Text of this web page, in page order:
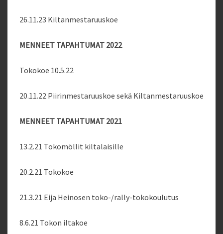
26.11.23 Kiltanmestaruuskoe
MENNEET TAPAHTUMAT 2022
Tokokoe 10.5.22
20.11.22 Piirinmestaruuskoe sekä Kiltanmestaruuskoe
MENNEET TAPAHTUMAT 2021
13.2.21 Tokomöllit kiltalaisille
20.2.21 Tokokoe
21.3.21 Eija Heinosen toko-/rally-tokokoulutus
8.6.21 Tokon iltakoe